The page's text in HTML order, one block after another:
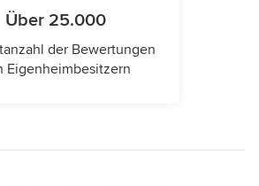
Über 25.000
der Bewertungen
Eigenheimbesitzern